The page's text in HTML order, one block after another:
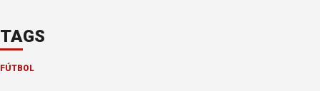
TAGS
FÚTBOL